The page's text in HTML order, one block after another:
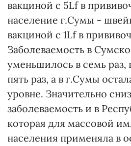
вакциной с 5Lf в
население г.Сумы -
вакциной с 1Lf в
Заболеваемость в
уменьшилось в семь раз,
пять раз, а в г.Сумы
уровне. Значительно
заболеваемость и в
которая для массовой
населения применяла в